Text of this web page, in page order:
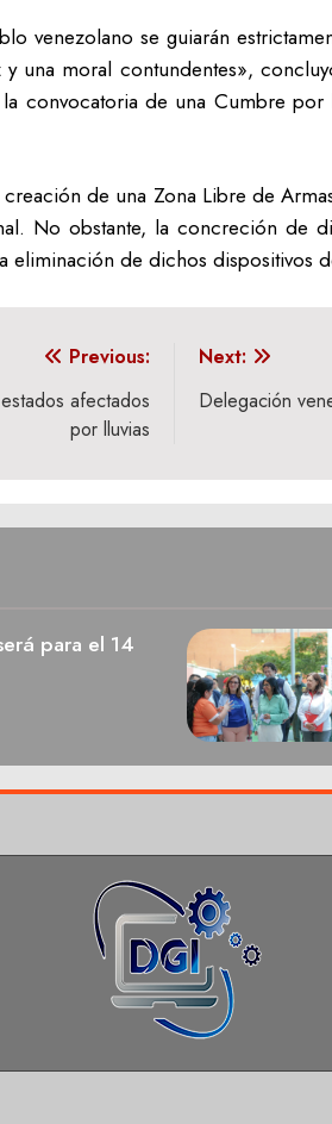
venezolano se guiarán
una moral contundentes»,
convocatoria de una Cumbre
de una Zona Libre de
No obstante, la concreción de
de dichos dispositivos
Previous:
afectados
por lluvias
Next:
Delegación
para el 14